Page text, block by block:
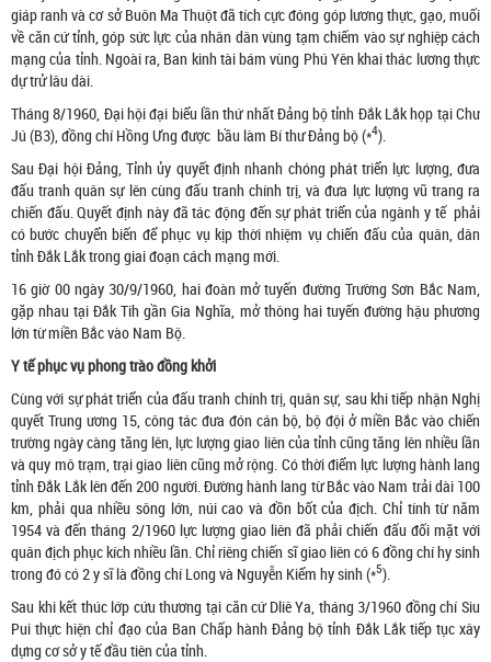
giáp ranh và cơ sở Buôn Ma Thuột đã tích cực đóng góp lương thực, gạo, muối
về căn cứ tỉnh, góp sức lực của nhân dân vùng tạm chiếm vào sự nghiệp cách
mạng của tỉnh. Ngoài ra, Ban kinh tài bám vùng Phú Yên khai thác lương thực
dự trử lâu dài.
Tháng 8/1960, Đại hội đại biểu lần thứ nhất Đảng bộ tỉnh Đắk Lắk họp tại Chư
Jú (B3), đồng chí Hồng Ưng được bầu làm Bí thư Đảng bộ (*4).
Sau Đại hội Đảng, Tỉnh ủy quyết định nhanh chóng phát triển lực lượng, đưa
đấu tranh quân sự lên cùng đấu tranh chính trị, và đưa lực lượng vũ trang ra
chiến đấu. Quyết định này đã tác động đến sự phát triển của ngành y tế phải
có bước chuyển biến để phục vụ kịp thời nhiệm vụ chiến đấu của quân, dân
tỉnh Đắk Lắk trong giai đoạn cách mạng mới.
16 giờ 00 ngày 30/9/1960, hai đoàn mở tuyến đường Trường Sơn Bắc Nam,
gặp nhau tại Đắk Tih gần Gia Nghĩa, mở thông hai tuyến đường hậu phương
lớn từ miền Bắc vào Nam Bộ.
Y tế phục vụ phong trào đồng khởi
Cùng với sự phát triển của đấu tranh chính trị, quân sự, sau khi tiếp nhận Nghị
quyết Trung ương 15, công tác đưa đón cán bộ, bộ đội ở miền Bắc vào chiến
trường ngày càng tăng lên, lực lượng giao liên của tỉnh cũng tăng lên nhiều lần
và quy mô trạm, trại giao liên cũng mở rộng. Có thời điểm lực lượng hành lang
tỉnh Đắk Lắk lên đến 200 người. Đường hành lang từ Bắc vào Nam trải dài 100
km, phải qua nhiều sông lớn, núi cao và đồn bốt của địch. Chỉ tính từ năm
1954 và đến tháng 2/1960 lực lượng giao liên đã phải chiến đấu đối mặt với
quân địch phục kích nhiều lần. Chỉ riêng chiến sĩ giao liên có 6 đồng chí hy sinh
trong đó có 2 y sĩ là đồng chí Long và Nguyễn Kiểm hy sinh (*5).
Sau khi kết thúc lớp cứu thương tại căn cứ Dliê Ya, tháng 3/1960 đồng chí Siu
Pui thực hiện chỉ đạo của Ban Chấp hành Đảng bộ tỉnh Đắk Lắk tiếp tục xây
dựng cơ sở y tế đầu tiên của tỉnh.